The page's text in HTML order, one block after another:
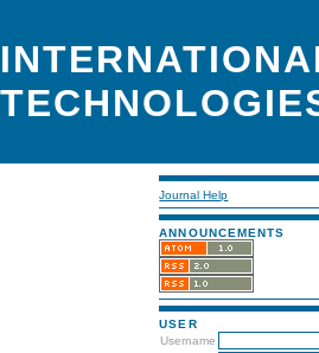
Journal Help
ANNOUNCEMENTS
USER
Username